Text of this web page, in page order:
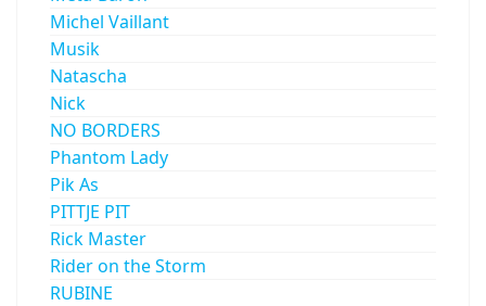
Michel Vaillant
Musik
Natascha
Nick
NO BORDERS
Phantom Lady
Pik As
PITTJE PIT
Rick Master
Rider on the Storm
RUBINE